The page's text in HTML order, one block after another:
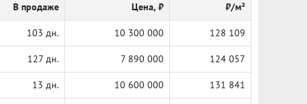
В продаже Цена, ₽ ₽/м²
103 дн. 10 300 000 128 109
127 дн. 7 890 000 124 057
13 дн. 10 600 000 131 841